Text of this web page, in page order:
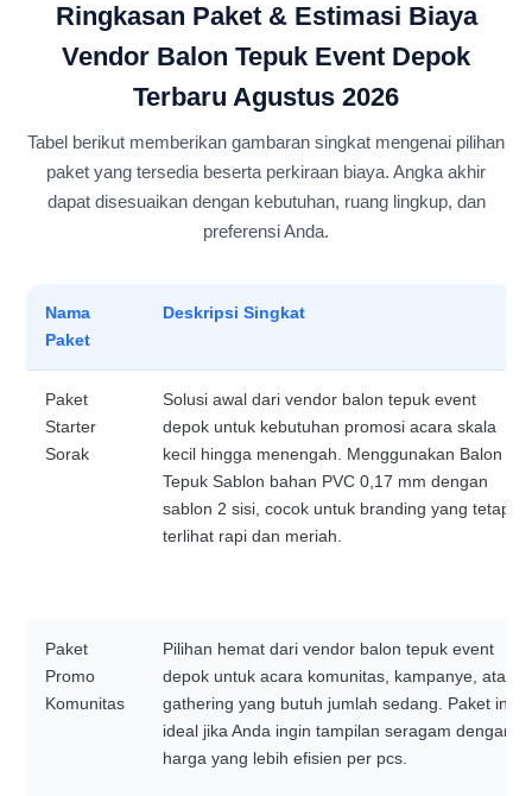
Ringkasan Paket & Estimasi Biaya
Vendor Balon Tepuk Event Depok
Terbaru Agustus 2026
Tabel berikut memberikan gambaran singkat mengenai pilihan
paket yang tersedia beserta perkiraan biaya. Angka akhir
dapat disesuaikan dengan kebutuhan, ruang lingkup, dan
preferensi Anda.
Nama
Paket
Deskripsi Singkat
Paket
Starter
Sorak
Solusi awal dari vendor balon tepuk event
depok untuk kebutuhan promosi acara skala
kecil hingga menengah. Menggunakan Balon
Tepuk Sablon bahan PVC 0,17 mm dengan
sablon 2 sisi, cocok untuk branding yang tetap
terlihat rapi dan meriah.
Paket
Promo
Komunitas
Pilihan hemat dari vendor balon tepuk event
depok untuk acara komunitas, kampanye, atau
gathering yang butuh jumlah sedang. Paket ini
ideal jika Anda ingin tampilan seragam dengan
harga yang lebih efisien per pcs.